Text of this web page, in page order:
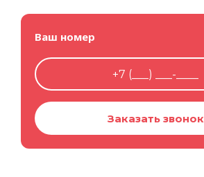
Ваш номер
Заказать звонок